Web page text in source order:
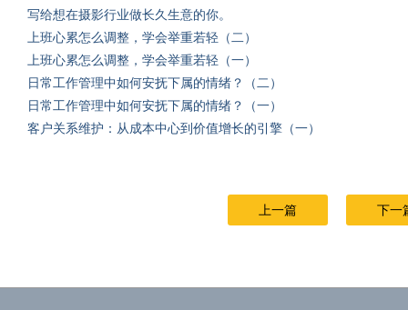
写给想在摄影行业做长久生意的你。
上班心累怎么调整，学会举重若轻（二）
上班心累怎么调整，学会举重若轻（一）
日常工作管理中如何安抚下属的情绪？（二）
日常工作管理中如何安抚下属的情绪？（一）
客户关系维护：从成本中心到价值增长的引擎（一）
上一篇 下一